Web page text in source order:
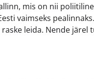
mis on nii
vaimseks
leida. Nende järel